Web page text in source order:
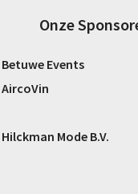
Onze
Betuwe Events
AircoVin
Hilckman Mode B.V.